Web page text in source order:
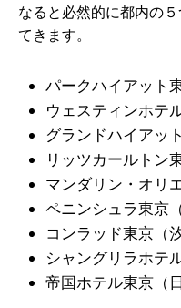
なると必然的に都内の
てきます。
パークハイアット
ウェスティンホテ
グランドハイアッ
リッツカールトン
マンダリン・オリ
ペニンシュラ東京
コンラッド東京（汐
シャングリラホテ
帝国ホテル東京（